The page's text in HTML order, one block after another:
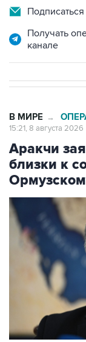
Получать
канале
В МИРЕ →
15:21, 8 августа 2026
Аракчи
близки к